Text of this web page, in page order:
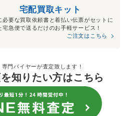
宅配買取キット
必要な買取依頼書と着払い伝票がセットに
宅急便で送るだけのお手軽サービス！
ご注文はこちら
門バイヤーが査定致します！
知りたい方はこちら